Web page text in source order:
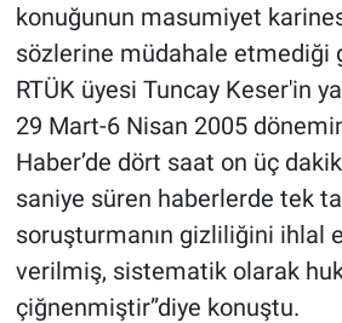
konuğunun masumiyet
sözlerine müdahale etmediği
RTÜK üyesi Tuncay Keser'in
29 Mart-6 Nisan 2005
Haber’de dört saat on üç
saniye süren haberlerde tek
soruşturmanın gizliliğini ihlal
verilmiş, sistematik olarak
çiğnenmiştir”diye konuştu.